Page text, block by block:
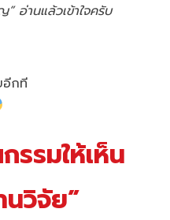
” อ่านแล้วเข้าใจครับ
อีกที
รมให้เห็น
วิจัย”